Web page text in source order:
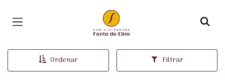
Página inicial
Ordenar Filtrar